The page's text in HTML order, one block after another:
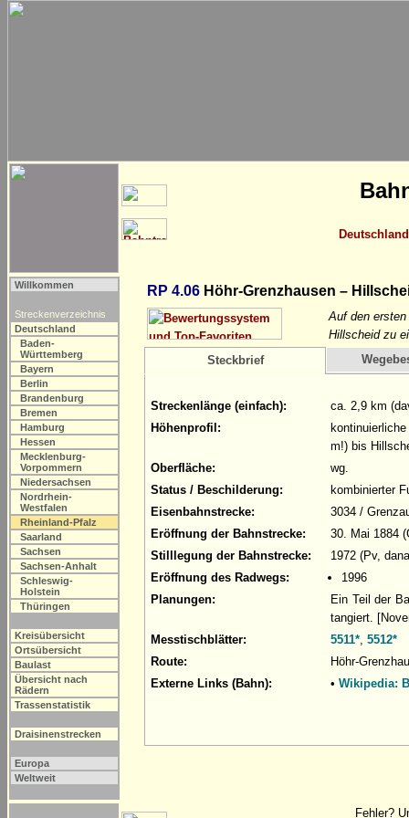
Deutschland
Willkommen
Streckenverzeichnis
Deutschland
Baden-
Württemberg
Bayern
Berlin
Brandenburg
Bremen
Hamburg
Hessen
Mecklenburg-
Vorpommern
Niedersachsen
Nordrhein-
Westfalen
Rheinland-Pfalz
Saarland
Sachsen
Sachsen-Anhalt
Schleswig-
Holstein
Thüringen
Kreisübersicht
Ortsübersicht
Baulast
Übersicht nach
Rädern
Trassenstatistik
Draisinenstrecken
Europa
Weltweit
RP 4.06 Höhr-Grenzhausen –
Auf den
Hillscheid zu
Steckbrief
Streckenlänge (einfach):
ca. 2,9 km
Höhenprofil:
m!) bis
Oberfläche:
wg.
Status / Beschilderung:
kombinierter
Eisenbahnstrecke:
3034 /
Eröffnung der Bahnstrecke:
30. Mai 1884
Stilllegung der Bahnstrecke:
1972 (Pv,
Eröffnung des Radwegs:
1996
Planungen:
Ein Teil der
tangiert.
Messtischblätter:
5511*, 5512*
Route:
Höhr-
Externe Links (Bahn):
• Wikipedia:
Fehler?